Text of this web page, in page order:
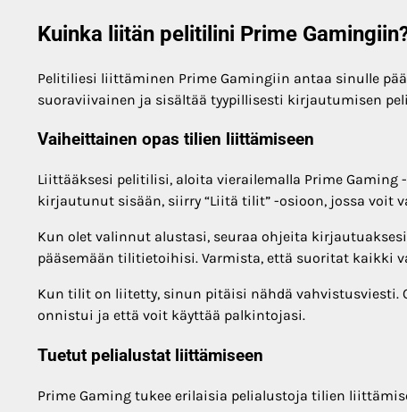
Kuinka liitän pelitilini Prime
Pelitiliesi liittäminen Prime Gamingiin antaa sinulle
suoraviivainen ja sisältää tyypillisesti kirjautumisen
Vaiheittainen opas tilien liittämiseen
Liittääksesi pelitilisi, aloita vierailemalla Prime
kirjautunut sisään, siirry “Liitä tilit” -osioon, jossa voit
Kun olet valinnut alustasi, seuraa ohjeita
pääsemään tilitietoihisi. Varmista, että suoritat kaikki
Kun tilit on liitetty, sinun pitäisi nähdä
onnistui ja että voit käyttää palkintojasi.
Tuetut pelialustat liittämiseen
Prime Gaming tukee erilaisia pelialustoja tilien